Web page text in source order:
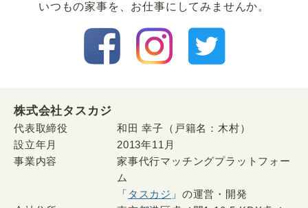
いつもの家事を、お仕事にしてみませんか。
株式会社タスカジ
代表取締役
和田 幸子（戸籍名：木村）
設立年月
2013年11月
事業内容
家事代行マッチングプラットフォー
ム
「 タスカジ 」の運営・開発